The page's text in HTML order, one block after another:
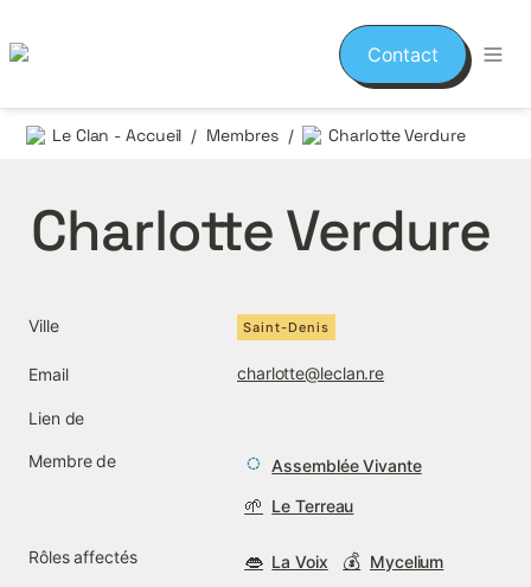
Contact
Le Clan - Accueil / Membres / Charlotte Verdure
Charlotte Verdure
Ville Saint-Denis
Email charlotte@leclan.re
Lien de
Membre de Assemblée Vivante
🌱 Le Terreau
Rôles affectés 👄 La Voix 💰 Mycelium